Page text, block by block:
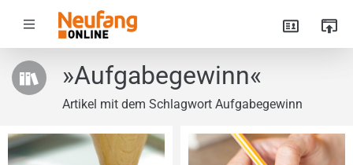
»Aufgabegewinn«
Artikel mit dem Schlagwort Aufgabegewinn